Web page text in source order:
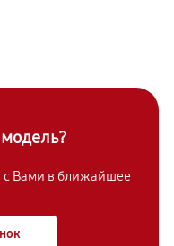
с Вами в ближайшее